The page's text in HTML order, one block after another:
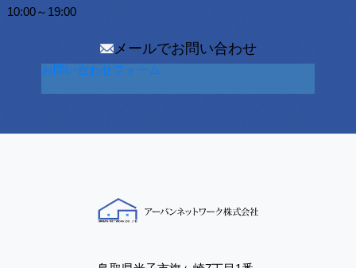
10:00～19:00
メールでお問い合わせ
お問い合わせフォーム